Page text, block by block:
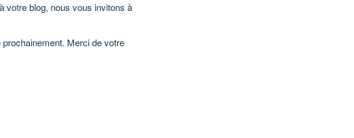
votre blog, nous vous invitons à
Merci de votre